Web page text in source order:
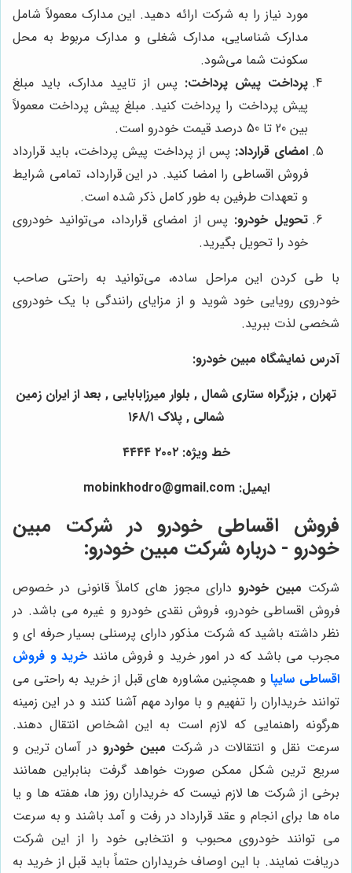
مورد نیاز را به شرکت ارائه دهید. این مدارک معمولاً شامل
مدارک شناسایی، مدارک شغلی و مدارک مربوط به محل
سکونت شما می‌شود.
پرداخت پیش پرداخت: پس از تایید مدارک، باید مبلغ
پیش پرداخت را پرداخت کنید. مبلغ پیش پرداخت معمولاً
بین 20 تا 50 درصد قیمت خودرو است.
امضای قرارداد: پس از پرداخت پیش پرداخت، باید قرارداد
فروش اقساطی را امضا کنید. در این قرارداد، تمامی شرایط
و تعهدات طرفین به طور کامل ذکر شده است.
تحویل خودرو: پس از امضای قرارداد، می‌توانید خودروی
خود را تحویل بگیرید.
با طی کردن این مراحل ساده، می‌توانید به راحتی صاحب
خودروی رویایی خود شوید و از مزایای رانندگی با یک خودروی
شخصی لذت ببرید.
آدرس نمایشگاه مبین خودرو:
تهران , بزرگراه ستاری شمال , بلوار میرزابابایی , بعد از ایران زمین
شمالی , پلاک ۱۶۸/۱
خط ویژه: ۲۰۰۲ ۴۴۴۴
ایمیل: mobinkhodro@gmail.com
فروش اقساطی خودرو در شرکت مبین
خودرو - درباره شرکت مبین خودرو:
شرکت مبین خودرودارای مجوز های کاملاً قانونی در خصوص
فروش اقساطی خودرو، فروش نقدی خودرو و غیره می باشد. در
نظر داشته باشید که شرکت مذکور دارای پرسنلی بسیار حرفه ای و
مجرب می باشد که در امور خرید و فروش مانند خرید و فروش
اقساطی سایپاو همچنین مشاوره های قبل از خرید به راحتی می
توانند خریداران را تفهیم و با موارد مهم آشنا کنند و در این زمینه
هرگونه راهنمایی که لازم است به این اشخاص انتقال دهند.
سرعت نقل و انتقالات در شرکت مبین خودرودر آسان ترین و
سریع ترین شکل ممکن صورت خواهد گرفت بنابراین همانند
برخی از شرکت ها لازم نیست که خریداران روز ها، هفته ها و یا
ماه ها برای انجام و عقد قرارداد در رفت و آمد باشند و به سرعت
می توانند خودروی محبوب و انتخابی خود را از این شرکت
دریافت نمایند. با این اوصاف خریداران حتماً باید قبل از خرید به